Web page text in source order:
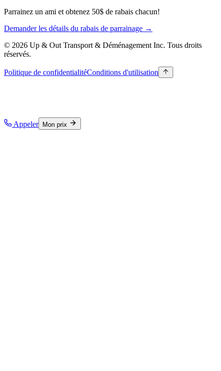
Parrainez un ami et obtenez 50$ de rabais chacun!
Demander les détails du rabais de parrainage →
© 2026 Up & Out Transport & Déménagement Inc. Tous droits
réservés.
Politique de confidentialitéConditions d'utilisation
Appeler Mon prix